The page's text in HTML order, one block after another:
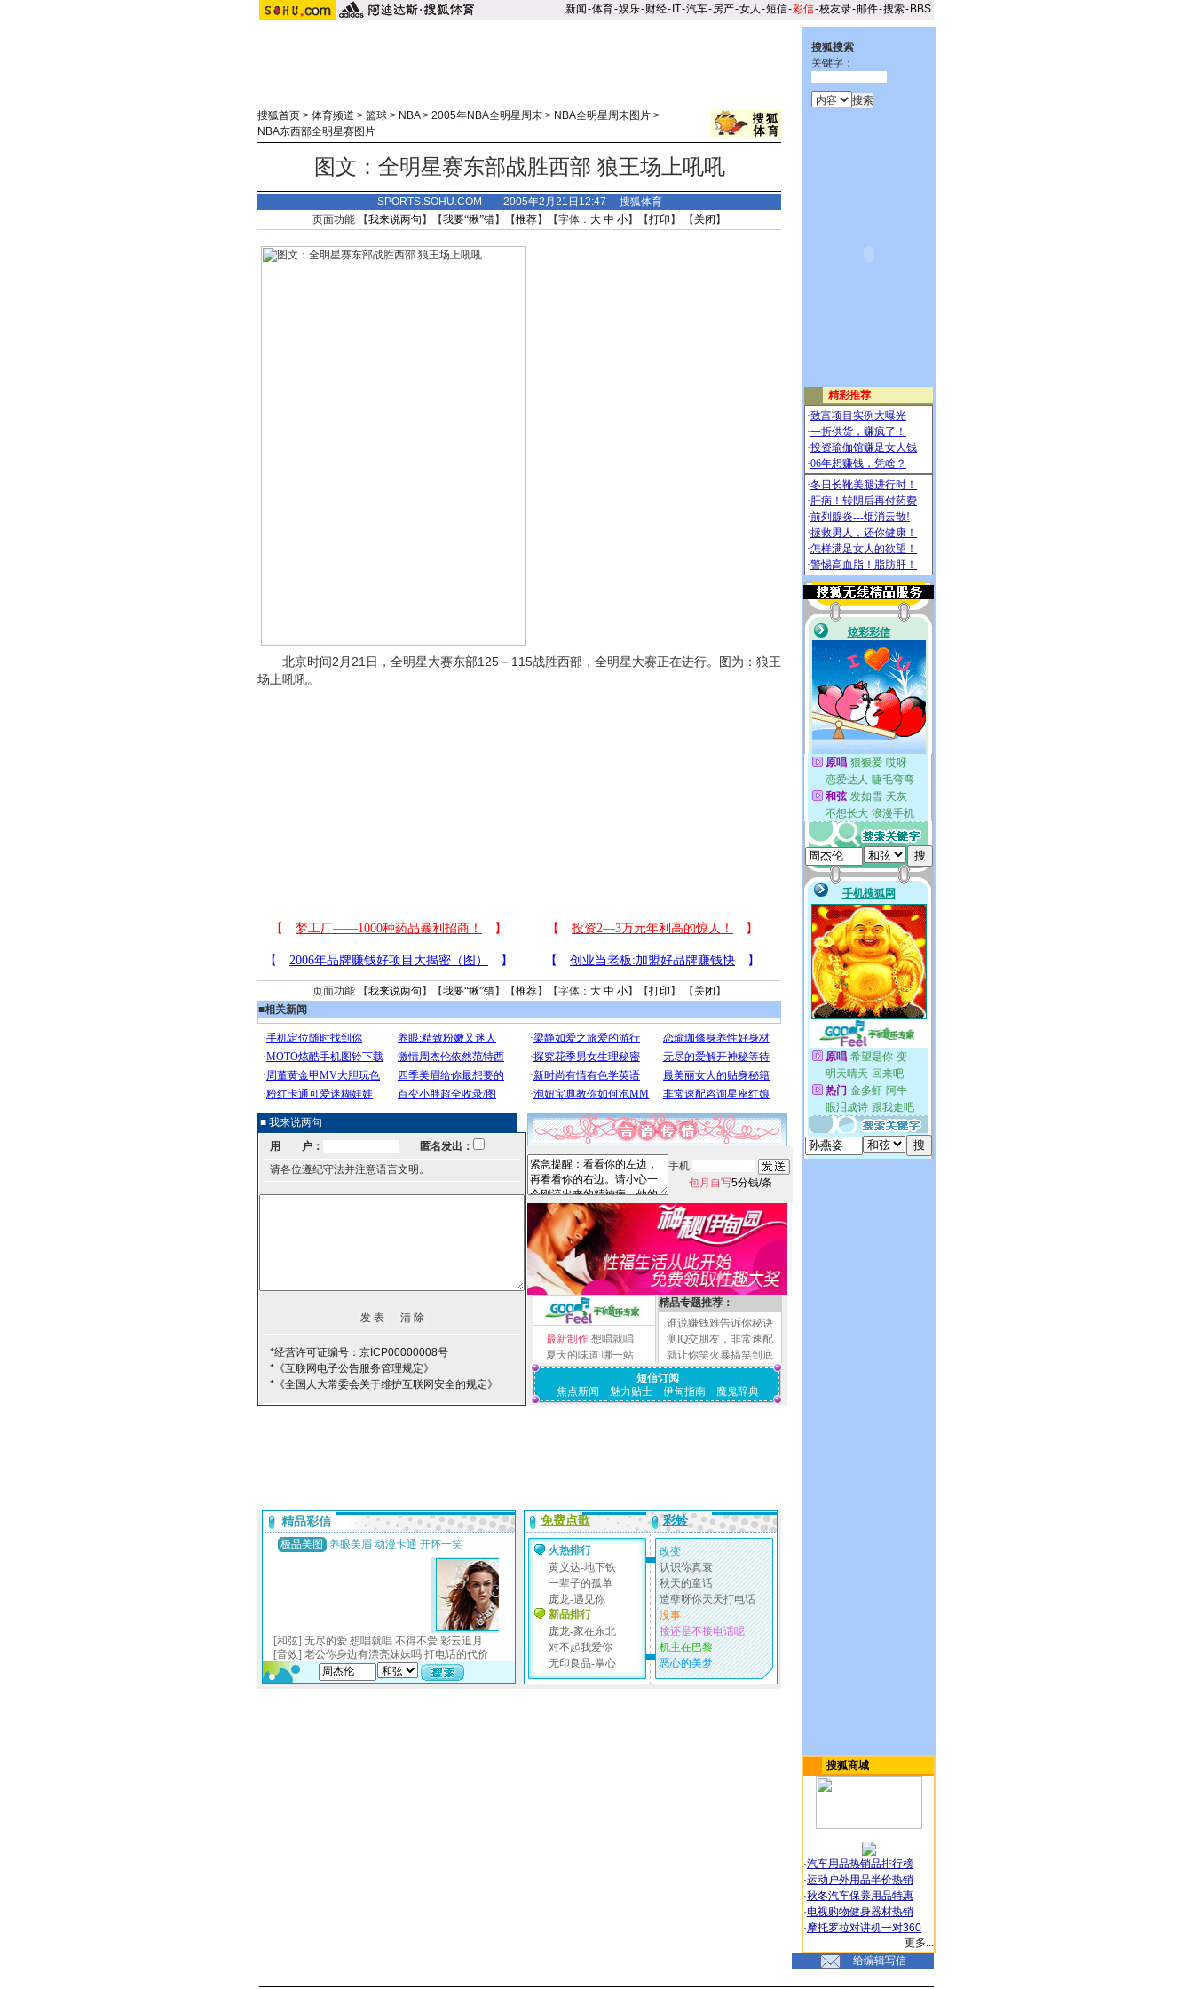
新闻-体育-娱乐-财经- IT-汽车-房产-女人 -短信-彩信-校友录-邮件-搜索- BBS
搜狐首页 > 体育频道 > 篮球 > NBA> 2005年NBA全明星周末 > NBA全明星周末图片 >
NBA东西部全明星赛图片
图文：全明星赛东部战胜西部 狼王场上吼吼
SPORTS.SOHU.COM 2005年2月21日12:47 搜狐体育
页面功能 【我来说两句 】【我要“揪”错】【推荐】【字体： 大 中 小】【打印 】 【 关闭 】
北京时间2月21日，全明星大赛东部125－115战胜西部，全明星大赛正在进行。图为：狼王
场上吼吼。
页面功能 【我来说两句 】【我要“揪”错】【推荐】【字体： 大 中 小】【打印 】 【 关闭 】
■相关新闻
■ 我来说两句
用 户：
匿名发出：
请各位遵纪守法并注意语言文明。
*经营许可证编号：京ICP00000008号
*《互联网电子公告服务管理规定》
*《全国人大常委会关于维护互联网安全的规定》
手机
包月自写5分钱/条
最新制作 想唱就唱
夏天的味道 哪一站
精品专题推荐：
谁说赚钱难告诉你秘诀
测IQ交朋友，非常速配
就让你笑火暴搞笑到底
短信订阅
焦点新闻
魅力贴士 伊甸指南 魔鬼辞典
搜狐搜索
关键字：
搜狐商城
·汽车用品热销品排行榜
·运动户外用品半价热销
·秋冬汽车保养用品特惠
·电视购物健身器材热销
·摩托罗拉对讲机一对360
更多...
-- 给编辑写信